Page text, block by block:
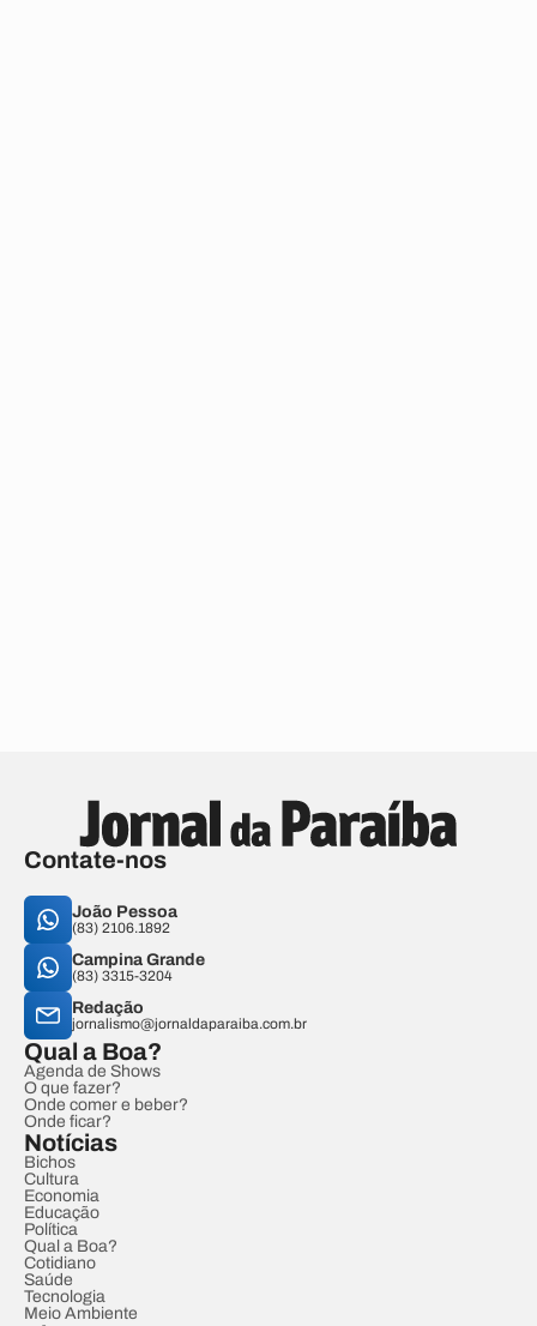
Contate-nos
João Pessoa
(83) 2106.1892
Campina Grande
(83) 3315-3204
Redação
jornalismo@jornaldaparaiba.com.br
Qual a Boa?
Agenda de Shows
O que fazer?
Onde comer e beber?
Onde ficar?
Notícias
Bichos
Cultura
Economia
Educação
Política
Qual a Boa?
Cotidiano
Saúde
Tecnologia
Meio Ambiente